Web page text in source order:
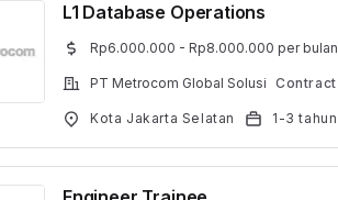
L1 Database Operations
Rp6.000.000 - Rp8.000.000 per bulan
PT Metrocom Global Solusi Contract
Kota Jakarta Selatan 1-3 tahun